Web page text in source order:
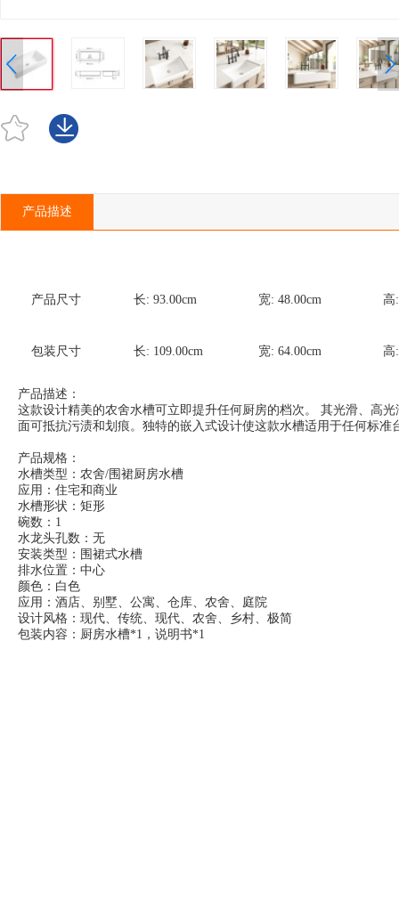
产品描述
产品尺寸 长: 93.00cm 宽: 48.00cm
包装尺寸 长: 109.00cm 宽: 64.00cm
产品描述：
这款设计精美的农舍水槽可立即提升任何厨房的档次。 其光滑、高
面可抵抗污渍和划痕。独特的嵌入式设计使这款水槽适用于任何标准
产品规格：
水槽类型：农舍/围裙厨房水槽
应用：住宅和商业
水槽形状：矩形
碗数：1
水龙头孔数：无
安装类型：围裙式水槽
排水位置：中心
颜色：白色
应用：酒店、别墅、公寓、仓库、农舍、庭院
设计风格：现代、传统、现代、农舍、乡村、极简
包装内容：厨房水槽*1，说明书*1